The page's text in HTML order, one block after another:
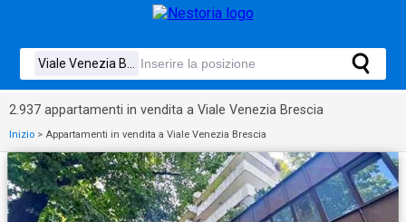
2.937 appartamenti in vendita a Viale Venezia Brescia
Inizio > Appartamenti in vendita a Viale Venezia Brescia